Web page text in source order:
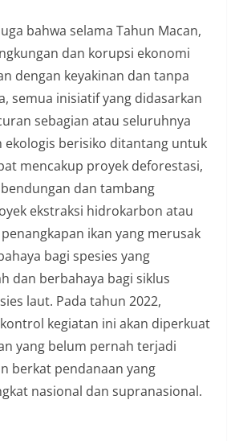
bahwa selama Tahun Macan,
dan korupsi ekonomi
dengan keyakinan dan tanpa
semua inisiatif yang didasarkan
sebagian atau seluruhnya
ekologis berisiko ditantang untuk
mencakup proyek deforestasi,
dan tambang
ekstraksi hidrokarbon atau
ikan yang merusak
bagi spesies yang
dan berbahaya bagi siklus
laut. Pada tahun 2022,
kegiatan ini akan diperkuat
yang belum pernah terjadi
berkat pendanaan yang
nasional dan supranasional.